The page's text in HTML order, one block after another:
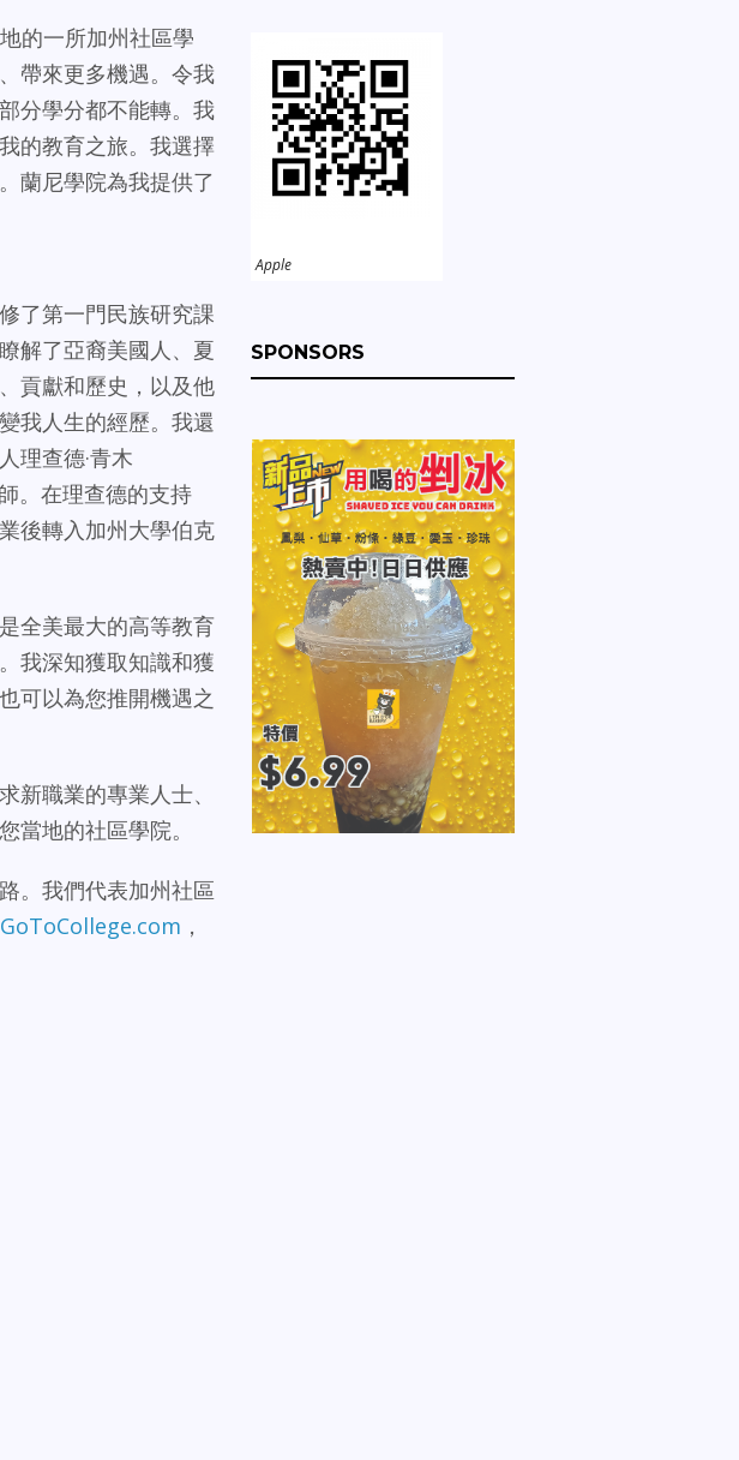
的一所加州社區學
帶來更多機遇。令我
分學分都不能轉。我
的教育之旅。我選擇
蘭尼學院為我提供了
了第一門民族研究課
解了亞裔美國人、夏
貢獻和歷史，以及他
我人生的經歷。我還
理查德·青木
。在理查德的支持
後轉入加州大學伯克
全美最大的高等教育
我深知獲取知識和獲
可以為您推開機遇之
職業的專業人士、
當地的社區學院。
。我們代表加州社區
，
Apple
SPONSORS